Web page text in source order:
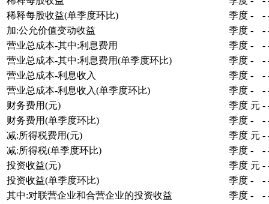
稀释每股收益(单季度环比)
季度 - -
加:公允价值变动收益
季度 - -
营业总成本-其中:利息费用
季度 - -
营业总成本-其中:利息费用(单季度环比)
季度 - -
营业总成本-利息收入
季度 - -
营业总成本-利息收入(单季度环比)
季度 - -
财务费用(元)
季度 元 -
财务费用(单季度环比)
季度 - -
减:所得税费用(元)
季度 元 -
减:所得税(单季度环比)
季度 - -
投资收益(元)
季度 元 -
投资收益(单季度环比)
季度 - -
其中:对联营企业和合营企业的投资收益
季度 - -